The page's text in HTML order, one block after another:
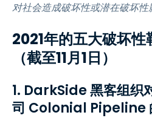
对社会造成破坏性或潜在破坏性
2021年的五大破坏
（截至11月1日）
1. DarkSide 黑客组织
司 Colonial Pipeline